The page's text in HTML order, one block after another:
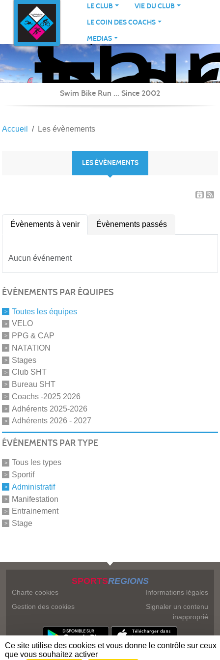
LE CLUB
VIE DU CLUB
LE COIN DES COACHS
MEDIAS
Swim Bike Run ... Since 2002
Accueil Les évènements
LES ÉVÈNEMENTS
Évènements à venir Évènements passés
Aucun événement
ÉVÉNEMENTS PAR ÉQUIPES
Toutes les équipes
VELO
PPG & CAP
NATATION
Stages
Club SHT
Bureau SHT
Coachs -2025 2026
Adhérents 2025-2026
Adhérents 2026 - 2027
ÉVÉNEMENTS PAR TYPE
Tous les types
Sportif
Administratif
Manifestation
Entrainement
Stage
SPORTSREGIONS
Charte cookies
Gestion des cookies
Informations légales
Signaler un contenu
inapproprié
Panneau de gestion des cookies
Ce site utilise des cookies et vous donne le contrôle sur ceux
que vous souhaitez activer